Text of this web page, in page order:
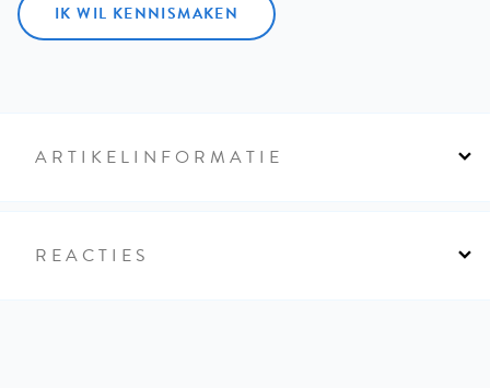
IK WIL KENNISMAKEN
ARTIKELINFORMATIE
REACTIES